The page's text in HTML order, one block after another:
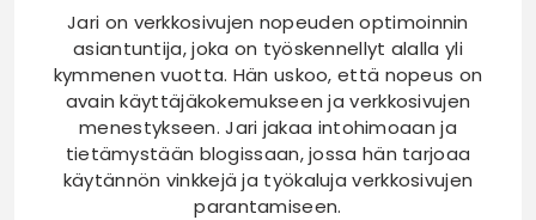
Jari on verkkosivujen nopeuden optimoinnin
asiantuntija, joka on työskennellyt alalla yli
kymmenen vuotta. Hän uskoo, että nopeus on
avain käyttäjäkokemukseen ja verkkosivujen
menestykseen. Jari jakaa intohimoaan ja
tietämystään blogissaan, jossa hän tarjoaa
käytännön vinkkejä ja työkaluja verkkosivujen
parantamiseen.